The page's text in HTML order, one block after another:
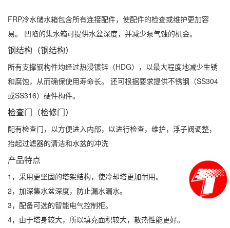
FRP冷水储水箱包含所有连接配件，使配件的检查或维护更加容
易。 凹陷的集水箱可提供水盆深度，并减少泵气蚀的机会。
钢结构（钢结构）
所有支撑钢构件均经过热浸镀锌（HDG），以最大程度地减少生锈
和腐蚀，从而确保使用寿命长。 还可根据要求提供不锈钢（SS304
或SS316）硬件构件。
检查门（检修门）
配有检查门，以方便进入内部，以进行检查，维护，浮子阀调整，
抬起过滤器的清洁和水盆的冲洗
产品特点
1，采用更坚固的塔架结构，使冷却塔更加耐用。
2，加深集水盆深度，防止漏水漏水。
3，配备可选的智能电气控制柜。
4，由于塔身较大，所以填充面积较大，散热性能更好。